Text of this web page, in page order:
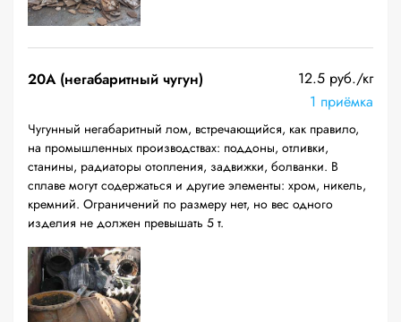
20A (негабаритный чугун)
12.5 руб./кг
1 приёмка
Чугунный негабаритный лом, встречающийся, как правило,
на промышленных производствах: поддоны, отливки,
станины, радиаторы отопления, задвижки, болванки. В
сплаве могут содержаться и другие элементы: хром, никель,
кремний. Ограничений по размеру нет, но вес одного
изделия не должен превышать 5 т.